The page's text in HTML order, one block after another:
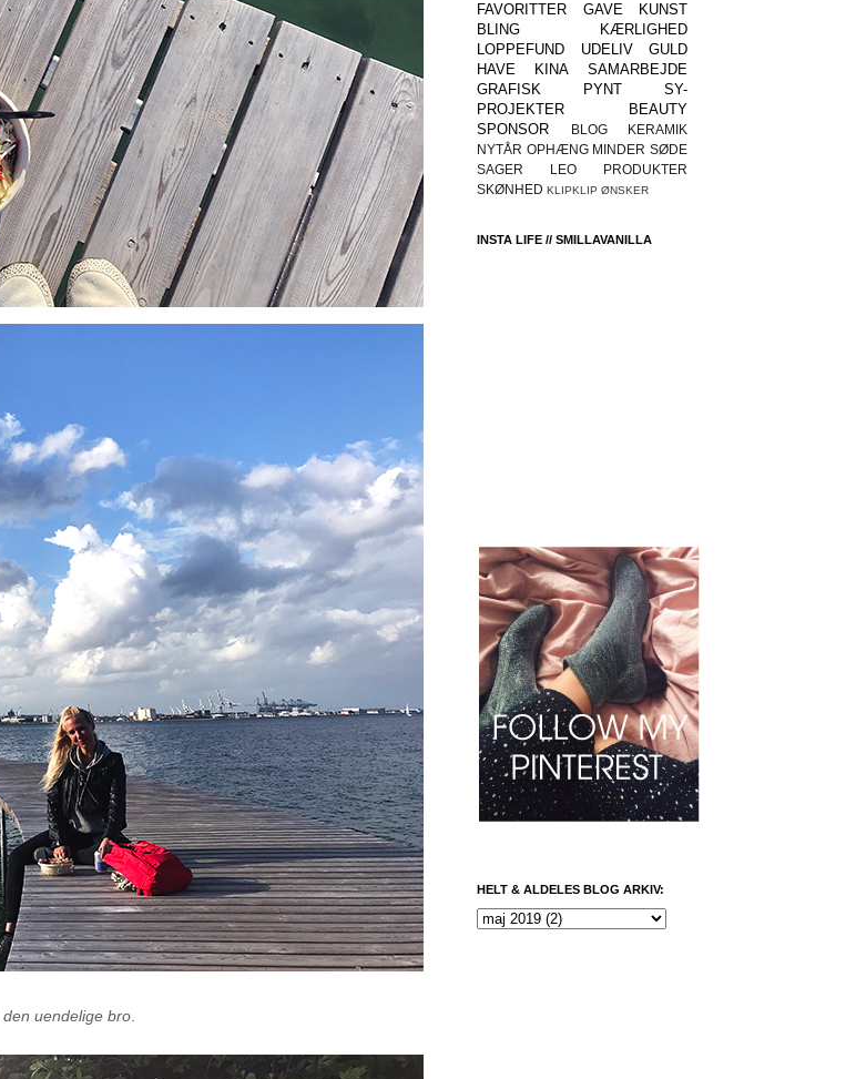
den uendelige bro.
FAVORITTER
GAVE
KUNST
BLING
KÆRLIGHED
LOPPEFUND
UDELIV
GULD
HAVE
KINA
SAMARBEJDE
GRAFISK
PYNT
SY-
PROJEKTER
BEAUTY
SPONSOR
BLOG
KERAMIK
NYTÅR OPHÆNG MINDER SØDE
SAGER
LEO
PRODUKTER
SKØNHED KLIPKLIP ØNSKER
INSTA LIFE // SMILLAVANILLA
HELT & ALDELES BLOG ARKIV: